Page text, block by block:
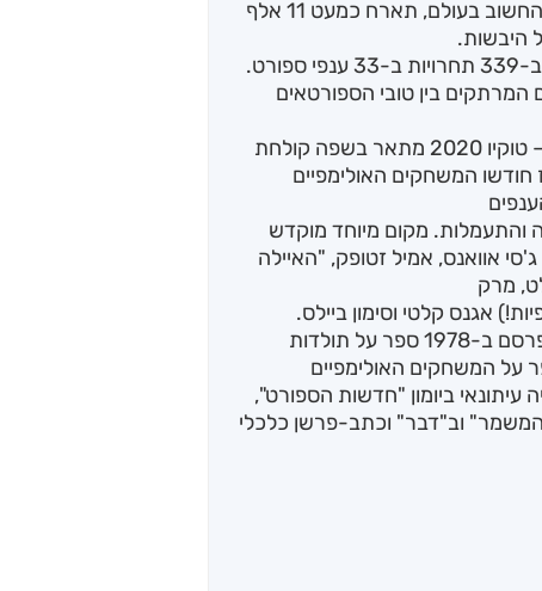
האולימפיאדה ה-32, אירוע הספורט הגדול והחשוב בעולם, תארח כמעט 11 אלף
הם יתמודדו על מדליות הזהב, הכסף והארד ב-339 תחרויות ב-33 ענפי ספורט.
המרתקים בין טובי הספורטאים
הספר המשחקים האולימפיים, אתונה 1896 – טוקיו 2020 מתאר בשפה קולחת
המשחקים האולימפיים
והתעמלות. מקום מיוחד מוקדש
אוואנס, אמיל זטופק, "האיילה
מרק
מוטי בסוק, מומחה להיסטוריה של הספורט, פרסם ב-1978 ספר על תולדות
העולמי בכדורגל, ב-1992 ספר על המשחקים האולימפיים
היה עיתונאי ביומון "חדשות הספורט",
וב"דבר" וכתב-פרשן כלכלי